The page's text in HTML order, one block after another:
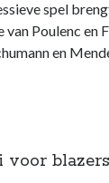
spel
Poulenc en
en
voor blazers